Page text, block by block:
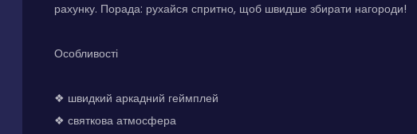
рахунку. Порада: рухайся спритно, щоб швидше збирати нагороди!
Особливості
❖ швидкий аркадний геймплей
❖ святкова атмосфера